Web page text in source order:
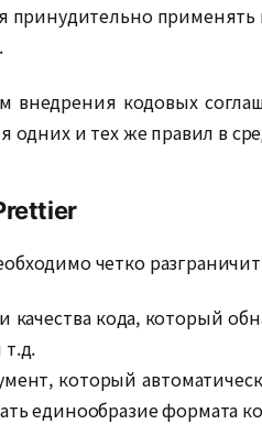
принудительно
внедрения кодовых
и тех же правил в
четко
качества кода, который
который
единообразие формата